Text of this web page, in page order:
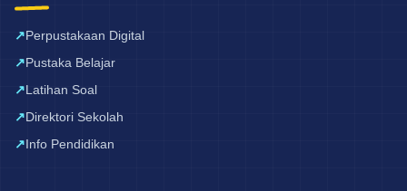
Perpustakaan Digital
Pustaka Belajar
Latihan Soal
Direktori Sekolah
Info Pendidikan